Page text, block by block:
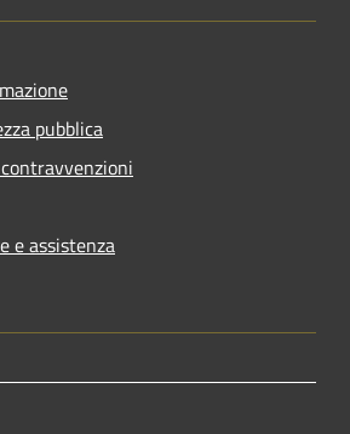
pubblica
e assistenza